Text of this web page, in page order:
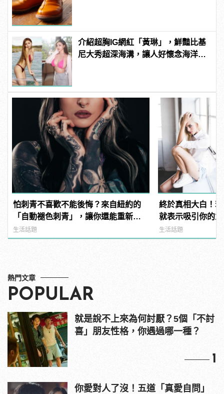
介紹超胸IG網紅「黃琳」，鮮豔比基
尼大秀超深海溝，讓人好懷念海洋風
怕刺青不喜歡不能後悔？來自紐約的
「自動褪色刺青」，讓你還能重新來
過 | manfashion這樣變型男
生活話題
終於真相大白！
就表示吸引你的
生活話題
熱門文章
POPULAR
就是說不上來為何討厭？5個「不討
喜」朋友性格，你遇過哪一種？
1
你愛對人了沒！五道「真愛自問」